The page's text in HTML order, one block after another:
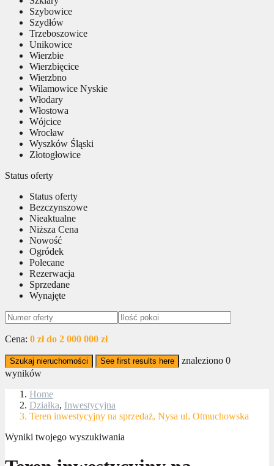
Szybowice
Szydłów
Trzeboszowice
Unikowice
Wierzbie
Wierzbięcice
Wierzbno
Wilamowice Nyskie
Włodary
Włostowa
Wójcice
Wrocław
Wyszków Śląski
Złotogłowice
Status oferty
Status oferty
Bezczynszowe
Nieaktualne
Niższa Cena
Nowość
Ogródek
Polecane
Rezerwacja
Sprzedane
Wynajęte
Cena: 0 zł do 2 000 000 zł
Szukaj nieruchomości See first results here znaleziono 0
wyników
Home
Działka, Inwestycyjna
Teren inwestycyjny na sprzedaż, Nysa ul. Otmuchowska
Wyniki twojego wyszukiwania